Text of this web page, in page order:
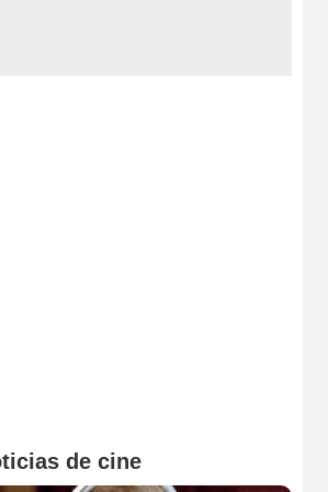
de cine